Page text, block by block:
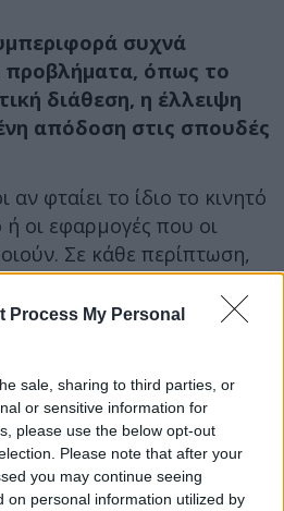
Process My Personal
sale, sharing to third parties, or
or sensitive information for
please use the below opt-out
Please note that after your
you may continue seeing
on personal information utilized by
συχνά
προβλήματα, όπως το
διάθεση, η έλλειψη
απόδοση στις σπουδές
αν φταίει το ίδιο το κινητό
ή οι εφαρμογές που οι
Σε κάθε περίπτωση,
του προβλήματος
παιδιά και νέους, ενώ
πόσο χρόνο τα
Νικολά Καλκ.
σοβαρές συνέπειες για την
λειτουργία, συνεπώς
μελέτη της προβληματικής
, ανέφερε η Σον.